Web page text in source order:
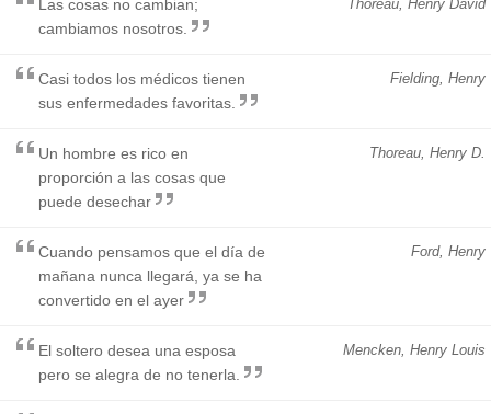
Thoreau, Henry David
Las cosas no cambian;
cambiamos nosotros.
Fielding, Henry
Casi todos los médicos tienen
sus enfermedades favoritas.
Thoreau, Henry D.
Un hombre es rico en
proporción a las cosas que
puede desechar
Ford, Henry
Cuando pensamos que el día de
mañana nunca llegará, ya se ha
convertido en el ayer
Mencken, Henry Louis
El soltero desea una esposa
pero se alegra de no tenerla.